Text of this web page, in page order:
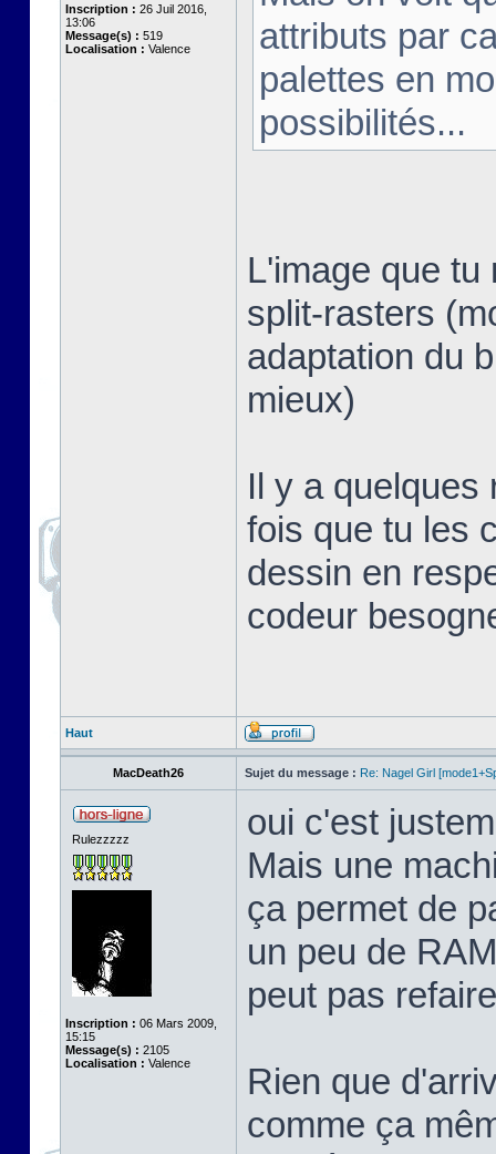
Inscription : 26 Juil 2016,
13:06
Message(s) : 519
Localisation : Valence
attributs par
palettes en
possibilités...
L'image que
split-rasters
adaptation du
mieux)
Il y a quelques
fois que tu les
dessin en
codeur
Haut
MacDeath26 Sujet du message : Re: Nagel Girl
Rulezzzzz
Inscription : 06 Mars 2009,
15:15
Message(s) : 2105
Localisation : Valence
oui c'est
Mais une
ça permet de
un peu de
peut pas
Rien que
comme ça